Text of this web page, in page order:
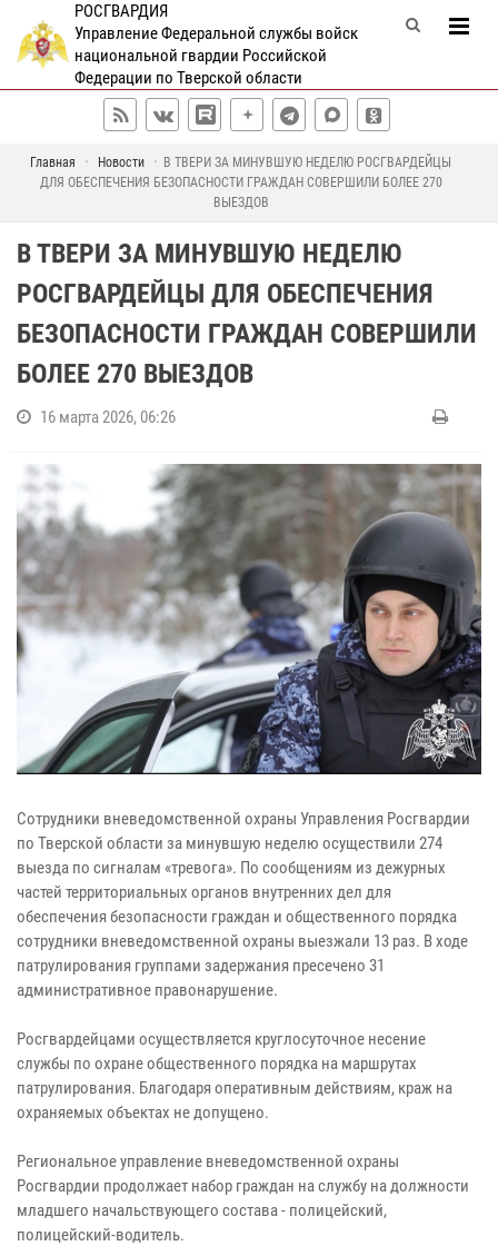
РОСГВАРДИЯ
Управление Федеральной службы войск
национальной гвардии Российской
Федерации по Тверской области
Главная Новости
В ТВЕРИ ЗА МИНУВШУЮ НЕДЕЛЮ РОСГВАРДЕЙЦЫ
ДЛЯ ОБЕСПЕЧЕНИЯ БЕЗОПАСНОСТИ ГРАЖДАН СОВЕРШИЛИ БОЛЕЕ 270
ВЫЕЗДОВ
В ТВЕРИ ЗА МИНУВШУЮ НЕДЕЛЮ
РОСГВАРДЕЙЦЫ ДЛЯ ОБЕСПЕЧЕНИЯ
БЕЗОПАСНОСТИ ГРАЖДАН СОВЕРШИЛИ
БОЛЕЕ 270 ВЫЕЗДОВ
16 марта 2026, 06:26
Сотрудники вневедомственной охраны Управления Росгвардии
по Тверской области за минувшую неделю осуществили 274
выезда по сигналам «тревога». По сообщениям из дежурных
частей территориальных органов внутренних дел для
обеспечения безопасности граждан и общественного порядка
сотрудники вневедомственной охраны выезжали 13 раз. В ходе
патрулирования группами задержания пресечено 31
административное правонарушение.
Росгвардейцами осуществляется круглосуточное несение
службы по охране общественного порядка на маршрутах
патрулирования. Благодаря оперативным действиям, краж на
охраняемых объектах не допущено.
Региональное управление вневедомственной охраны
Росгвардии продолжает набор граждан на службу на должности
младшего начальствующего состава - полицейский,
полицейский-водитель.